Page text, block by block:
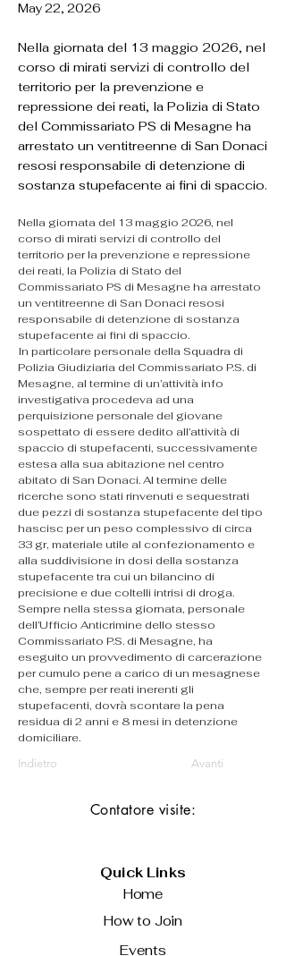
May 22, 2026
Nella giornata del 13 maggio 2026, nel
corso di mirati servizi di controllo del
territorio per la prevenzione e
repressione dei reati, la Polizia di Stato
del Commissariato PS di Mesagne ha
arrestato un ventitreenne di San Donaci
resosi responsabile di detenzione di
sostanza stupefacente ai fini di spaccio.
Nella giornata del 13 maggio 2026, nel
corso di mirati servizi di controllo del
territorio per la prevenzione e repressione
dei reati, la Polizia di Stato del
Commissariato PS di Mesagne ha arrestato
un ventitreenne di San Donaci resosi
responsabile di detenzione di sostanza
stupefacente ai fini di spaccio.
In particolare personale della Squadra di
Polizia Giudiziaria del Commissariato P.S. di
Mesagne, al termine di un’attività info
investigativa procedeva ad una
perquisizione personale del giovane
sospettato di essere dedito all’attività di
spaccio di stupefacenti, successivamente
estesa alla sua abitazione nel centro
abitato di San Donaci. Al termine delle
ricerche sono stati rinvenuti e sequestrati
due pezzi di sostanza stupefacente del tipo
hascisc per un peso complessivo di circa
33 gr, materiale utile al confezionamento e
alla suddivisione in dosi della sostanza
stupefacente tra cui un bilancino di
precisione e due coltelli intrisi di droga.
Sempre nella stessa giornata, personale
dell’Ufficio Anticrimine dello stesso
Commissariato P.S. di Mesagne, ha
eseguito un provvedimento di carcerazione
per cumulo pene a carico di un mesagnese
che, sempre per reati inerenti gli
stupefacenti, dovrà scontare la pena
residua di 2 anni e 8 mesi in detenzione
domiciliare.
Indietro Avanti
Contatore visite:
Quick Links
Home
How to Join
Events